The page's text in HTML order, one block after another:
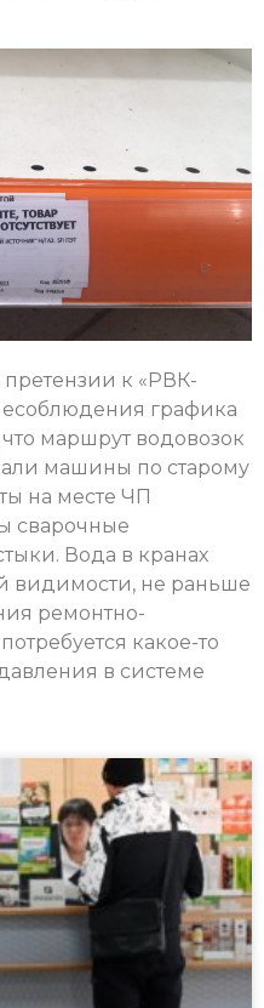
к «РВК-
графика
маршрут водовозок
машины по старому
на месте ЧП
сварочные
Вода в кранах
видимости, не раньше
ремонтно-
какое-то
в системе